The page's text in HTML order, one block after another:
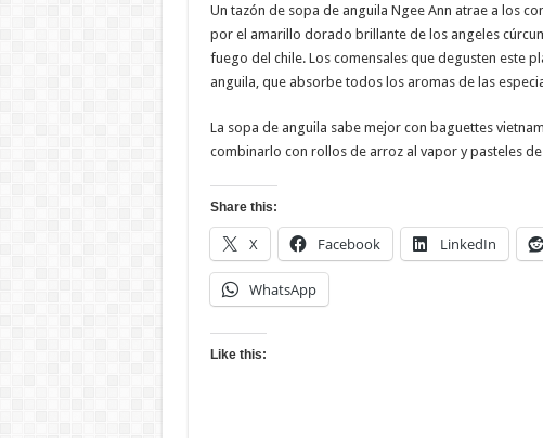
Un tazón de sopa de anguila Ngee Ann atrae a los
por el amarillo dorado brillante de los angeles
fuego del chile. Los comensales que degusten este
anguila, que absorbe todos los aromas de las
La sopa de anguila sabe mejor con baguettes
combinarlo con rollos de arroz al vapor y pasteles
Share this:
X Facebook LinkedIn
WhatsApp
Like this: